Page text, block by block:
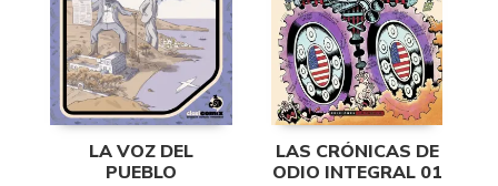
LA VOZ DEL
PUEBLO
LAS CRÓNICAS DE
ODIO INTEGRAL 01